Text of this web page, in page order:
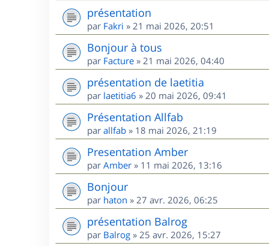
présentation
par Fakri » 21 mai 2026, 20:51
Bonjour à tous
par Facture » 21 mai 2026, 04:40
présentation de laetitia
par laetitia6 » 20 mai 2026, 09:41
Présentation Allfab
par allfab » 18 mai 2026, 21:19
Presentation Amber
par Amber » 11 mai 2026, 13:16
Bonjour
par haton » 27 avr. 2026, 06:25
présentation Balrog
par Balrog » 25 avr. 2026, 15:27